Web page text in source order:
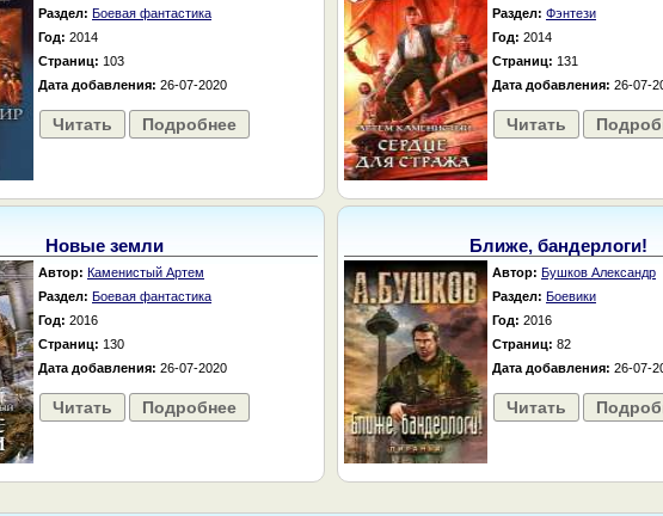
Раздел: Боевая фантастика
Год: 2014
Страниц: 103
Дата добавления: 26-07-2020
Читать Подробнее
Раздел: Фэнтези
Год: 2014
Страниц: 131
Дата добавления: 26-07-
Читать
Новые земли
Автор: Каменистый Артем
Раздел: Боевая фантастика
Год: 2016
Страниц: 130
Дата добавления: 26-07-2020
Читать Подробнее
Ближе, бандерлоги!
Автор: Бушков Александр
Раздел: Боевики
Год: 2016
Страниц: 82
Дата добавления: 26-07-
Читать